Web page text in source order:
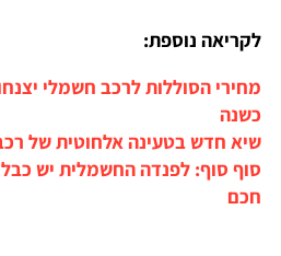
לקריאה נוספת:
כשנה
שיא חדש בטעינה אלחוטית של רכב חשמלי:
סוף סוף: לפנדה החשמלית יש
חכם